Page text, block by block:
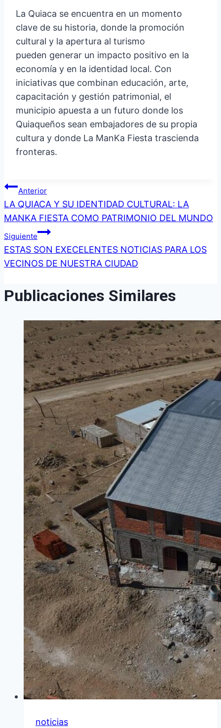
La Quiaca se encuentra en un momento
clave de su historia, donde la promoción
cultural y la apertura al turismo
pueden generar un impacto positivo en la
economía y en la identidad local. Con
iniciativas que combinan educación, arte,
capacitación y gestión patrimonial, el
municipio apuesta a un futuro donde los
Quiaqueños sean embajadores de su propia
cultura y donde La ManKa Fiesta trascienda
fronteras.
Navegación
de
entradas
Anterior
LA QUIACA Y SU IDENTIDAD CULTURAL: LA
MANKA FIESTA COMO PATRIMONIO DEL MUNDO
Siguiente
ESTAS SON EXECELENTES NOTICIAS PARA LOS
VECINOS DE NUESTRA CIUDAD
Publicaciones Similares
noticias